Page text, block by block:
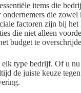
items die
die
factoren zijn bij het
die niet alleen
budget te
type bedrijf. Of u nu
de juiste keuze